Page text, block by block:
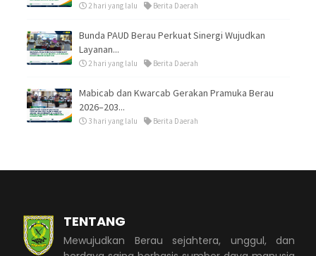
2 hari yang lalu Berita Daerah
Bunda PAUD Berau Perkuat Sinergi Wujudkan
Layanan...
2 hari yang lalu Berita Daerah
Mabicab dan Kwarcab Gerakan Pramuka Berau
2026–203...
3 hari yang lalu Berita Daerah
TENTANG
Mewujudkan Berau sejahtera, unggul, dan